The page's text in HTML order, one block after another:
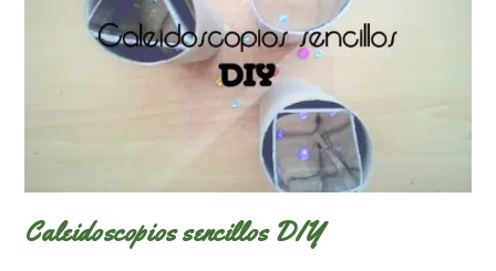
Caleidoscopios sencillos DIY